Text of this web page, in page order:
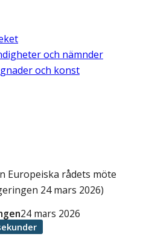
och nämnder
och konst
Europeiska rådets möte
24 mars 2026)
24 mars 2026